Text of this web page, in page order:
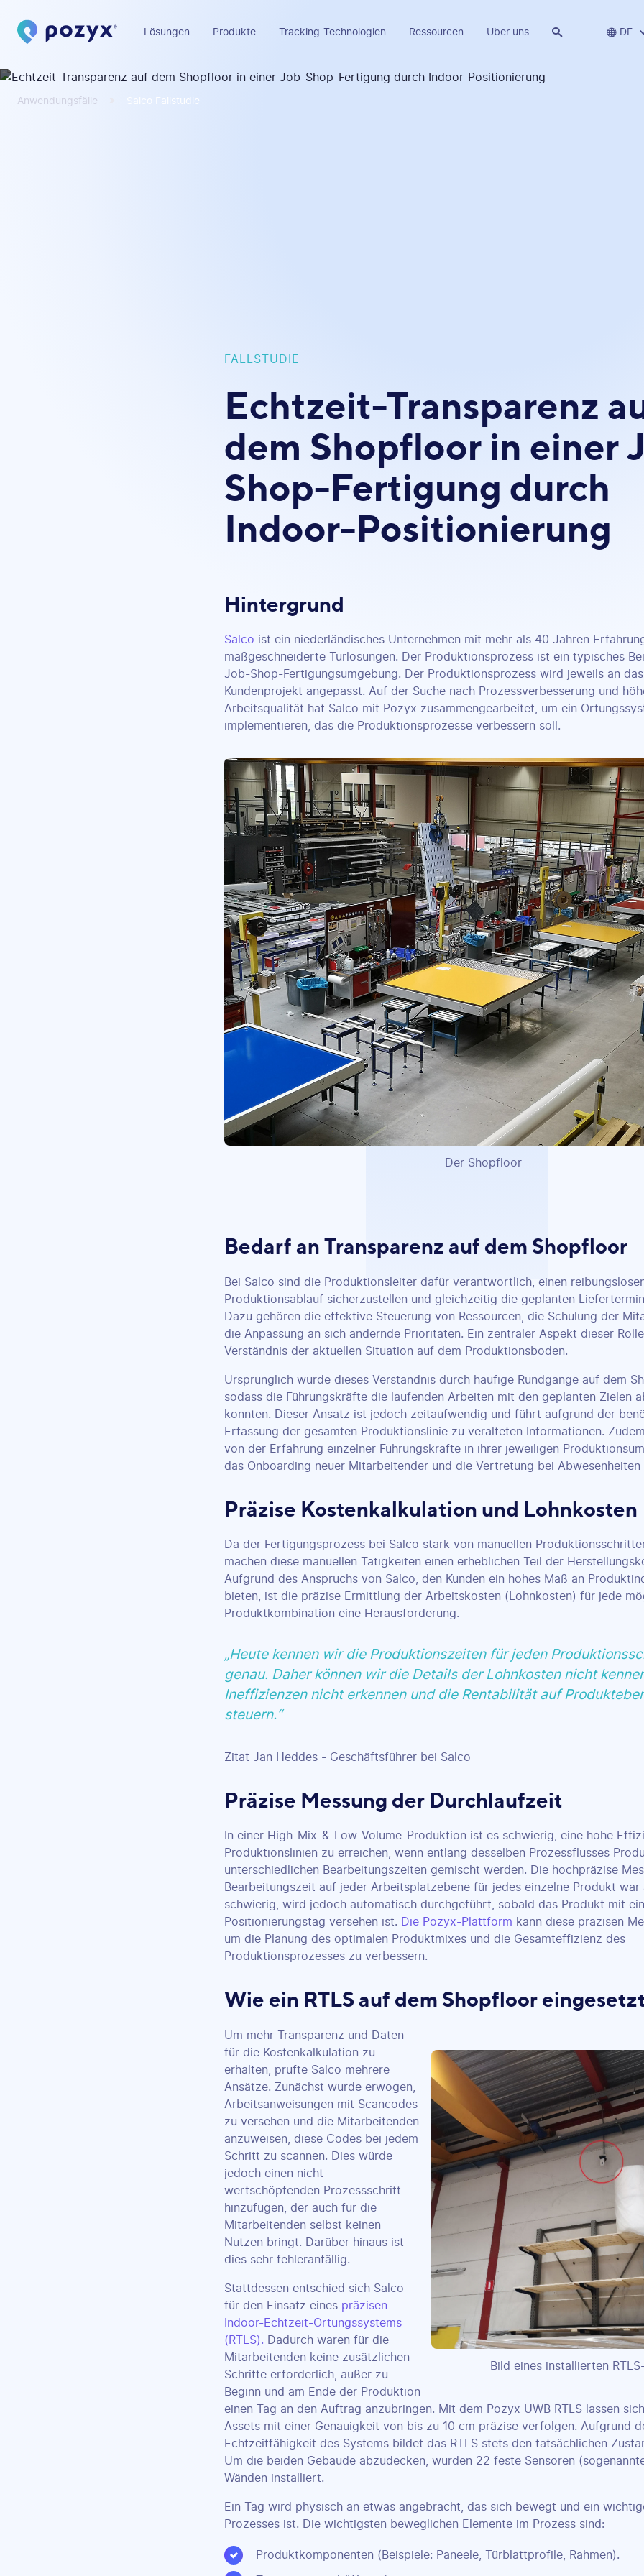
Lösungen Produkte Tracking-Technologien Ressourcen Über uns   DE
Anwendungsfälle Salco Fallstudie
FALLSTUDIE
Echtzeit-Transparenz
dem Shopfloor in einer
Shop-Fertigung durch
Indoor-Positionierung
Hintergrund
Salco ist ein niederländisches Unternehmen mit mehr als 40 Jahren
maßgeschneiderte Türlösungen. Der Produktionsprozess ist ein typisches
Job-Shop-Fertigungsumgebung. Der Produktionsprozess wird jeweils an
Kundenprojekt angepasst. Auf der Suche nach Prozessverbesserung und
Arbeitsqualität hat Salco mit Pozyx zusammengearbeitet, um ein
implementieren, das die Produktionsprozesse verbessern soll.
Der Shopfloor
Bedarf an Transparenz auf dem Shopfloor
Bei Salco sind die Produktionsleiter dafür verantwortlich, einen
Produktionsablauf sicherzustellen und gleichzeitig die geplanten
Dazu gehören die effektive Steuerung von Ressourcen, die Schulung der
die Anpassung an sich ändernde Prioritäten. Ein zentraler Aspekt dieser
Verständnis der aktuellen Situation auf dem Produktionsboden.
Ursprünglich wurde dieses Verständnis durch häufige Rundgänge auf dem
sodass die Führungskräfte die laufenden Arbeiten mit den geplanten Zielen
konnten. Dieser Ansatz ist jedoch zeitaufwendig und führt aufgrund der
Erfassung der gesamten Produktionslinie zu veralteten Informationen.
von der Erfahrung einzelner Führungskräfte in ihrer jeweiligen
das Onboarding neuer Mitarbeitender und die Vertretung bei
Präzise Kostenkalkulation und Lohnkosten
Da der Fertigungsprozess bei Salco stark von manuellen
machen diese manuellen Tätigkeiten einen erheblichen Teil der
Aufgrund des Anspruchs von Salco, den Kunden ein hohes Maß an
bieten, ist die präzise Ermittlung der Arbeitskosten (Lohnkosten) für jede
Produktkombination eine Herausforderung.
„Heute kennen wir die Produktionszeiten für jeden
genau. Daher können wir die Details der Lohnkosten nicht
Ineffizienzen nicht erkennen und die Rentabilität auf
steuern.“
Zitat Jan Heddes - Geschäftsführer bei Salco
Präzise Messung der Durchlaufzeit
In einer High-Mix-&-Low-Volume-Produktion ist es schwierig, eine hohe
Produktionslinien zu erreichen, wenn entlang desselben Prozessflusses
unterschiedlichen Bearbeitungszeiten gemischt werden. Die hochpräzise
Bearbeitungszeit auf jeder Arbeitsplatzebene für jedes einzelne Produkt war
schwierig, wird jedoch automatisch durchgeführt, sobald das Produkt mit
Positionierungstag versehen ist. Die Pozyx-Plattform kann diese präzisen
um die Planung des optimalen Produktmixes und die Gesamteffizienz des
Produktionsprozesses zu verbessern.
Wie ein RTLS auf dem Shopfloor
Bild eines installierten
Um mehr Transparenz und Daten
für die Kostenkalkulation zu
erhalten, prüfte Salco mehrere
Ansätze. Zunächst wurde erwogen,
Arbeitsanweisungen mit Scancodes
zu versehen und die Mitarbeitenden
anzuweisen, diese Codes bei jedem
Schritt zu scannen. Dies würde
jedoch einen nicht
wertschöpfenden Prozessschritt
hinzufügen, der auch für die
Mitarbeitenden selbst keinen
Nutzen bringt. Darüber hinaus ist
dies sehr fehleranfällig.
Stattdessen entschied sich Salco
für den Einsatz eines präzisen
Indoor-Echtzeit-Ortungssystems
(RTLS). Dadurch waren für die
Mitarbeitenden keine zusätzlichen
Schritte erforderlich, außer zu
Beginn und am Ende der Produktion
einen Tag an den Auftrag anzubringen. Mit dem Pozyx UWB RTLS lassen
Assets mit einer Genauigkeit von bis zu 10 cm präzise verfolgen. Aufgrund
Echtzeitfähigkeit des Systems bildet das RTLS stets den tatsächlichen
Um die beiden Gebäude abzudecken, wurden 22 feste Sensoren
Wänden installiert.
Ein Tag wird physisch an etwas angebracht, das sich bewegt und ein
Prozesses ist. Die wichtigsten beweglichen Elemente im Prozess sind:
Produktkomponenten (Beispiele: Paneele, Türblattprofile, Rahmen).